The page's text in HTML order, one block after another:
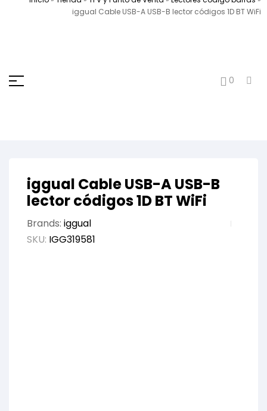
iggual Cable USB-A USB-B lector códigos 1D BT WiFi
0
iggual Cable USB-A USB-B
lector códigos 1D BT WiFi
Brands: iggual
SKU: IGG319581